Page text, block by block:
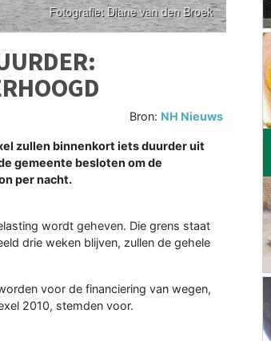
Bron: NH Nieuws
zullen binnenkort iets duurder uit
gemeente besloten om de
per nacht.
wordt geheven. Die grens staat
drie weken blijven, zullen de gehele
voor de financiering van wegen,
2010, stemden voor.